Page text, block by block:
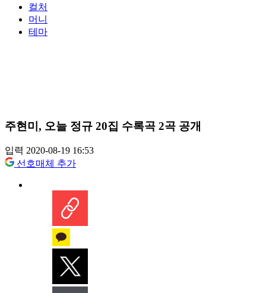
컬처
머니
테마
주현미, 오늘 정규 20집 수록곡 2곡 공개
입력 2020-08-19 16:53
선호매체 추가